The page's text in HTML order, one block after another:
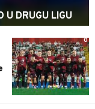
U DRUGU LIGU
0